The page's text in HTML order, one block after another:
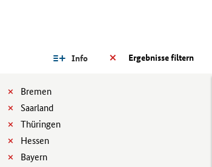
Ergebnisse filtern
Info
Bremen
Saarland
Thüringen
Hessen
Bayern